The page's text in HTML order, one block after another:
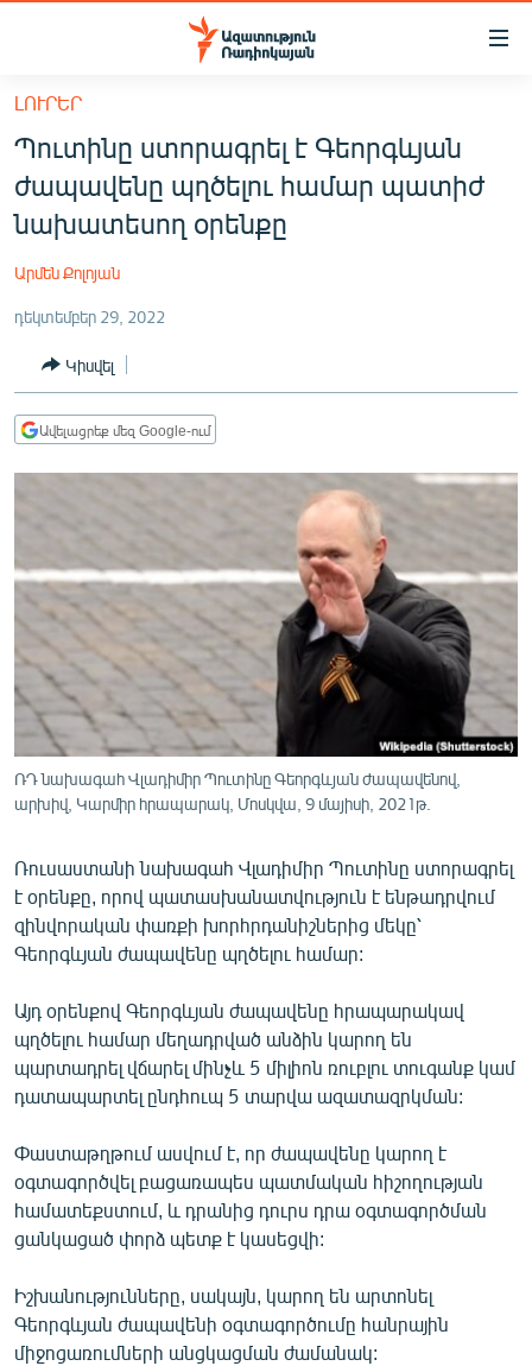
Մատչելիության
հիմնական
բովանդակությանը
Անցնել
հիմնական
մենյուին
ՀԱՅԱՍՏԱՆ
ՔԱՂԱՔԱԿԱՆ
ՏՆՏԵՍՈՒԹՅՈՒՆ
ՂԱՐԱԲԱՂ
ՄՇԱԿՈՒՅԹ
ՍՊՈՐՏ
ՄԵԿՆԱԲԱՆՈՒԹՅՈՒՆ
ՏՏ ԵՒ ԻՆՏԵՐՆԵՏ
ԱՐԽԻՎ
ԲԱՆԱՎԵՃ
ՁԳՏԵԼՈՎ ԼԱՎԱԳՈՒՅՆԻՆ
Հայերեն
English
ՀԵՏԵՎԵՔ ՄԵԶ
«Ազատության» բոլոր կայքերը
ԼՈՒՐԵՐ
Պուտինը ստորագրել է Գեորգևյան
ժապավենը պղծելու համար պատիժ
նախատեսող օրենքը
Արմեն Քոլոյան
դեկտեմբեր 29, 2022
Կիսվել
Ավելացրեք մեզ Google-ում
ՌԴ նախագահ Վլադիմիր Պուտինը Գեորգևյան ժապավենով,
արխիվ, Կարմիր հրապարակ, Մոսկվա, 9 մայիսի, 2021թ.
Ռուսաստանի նախագահ Վլադիմիր Պուտինը ստորագրել
է օրենքը, որով պատասխանատվություն է ենթադրվում
զինվորական փառքի խորհրդանիշներից մեկը՝
Գեորգևյան ժապավենը պղծելու համար:
Այդ օրենքով Գեորգևյան ժապավենը հրապարակավ
պղծելու համար մեղադրված անձին կարող են
պարտադրել վճարել մինչև 5 միլիոն ռուբլու տուգանք կամ
դատապարտել ընդհուպ 5 տարվա ազատազրկման:
Փաստաթղթում ասվում է, որ ժապավենը կարող է
օգտագործվել բացառապես պատմական հիշողության
համատեքստում, և դրանից դուրս դրա օգտագործման
ցանկացած փորձ պետք է կասեցվի:
Իշխանությունները, սակայն, կարող են արտոնել
Գեորգևյան ժապավենի օգտագործումը հանրային
միջոցառումների անցկացման ժամանակ: